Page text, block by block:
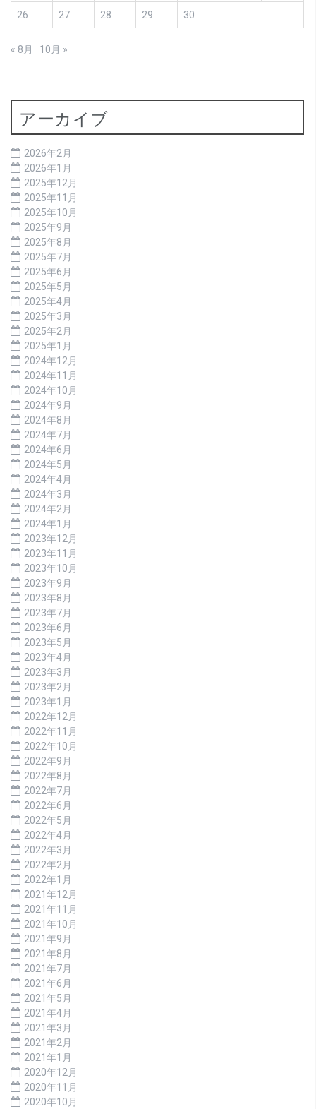
26 27 28 29 30
« 8月 10月 »
アーカイブ
2026年2月
2026年1月
2025年12月
2025年11月
2025年10月
2025年9月
2025年8月
2025年7月
2025年6月
2025年5月
2025年4月
2025年3月
2025年2月
2025年1月
2024年12月
2024年11月
2024年10月
2024年9月
2024年8月
2024年7月
2024年6月
2024年5月
2024年4月
2024年3月
2024年2月
2024年1月
2023年12月
2023年11月
2023年10月
2023年9月
2023年8月
2023年7月
2023年6月
2023年5月
2023年4月
2023年3月
2023年2月
2023年1月
2022年12月
2022年11月
2022年10月
2022年9月
2022年8月
2022年7月
2022年6月
2022年5月
2022年4月
2022年3月
2022年2月
2022年1月
2021年12月
2021年11月
2021年10月
2021年9月
2021年8月
2021年7月
2021年6月
2021年5月
2021年4月
2021年3月
2021年2月
2021年1月
2020年12月
2020年11月
2020年10月